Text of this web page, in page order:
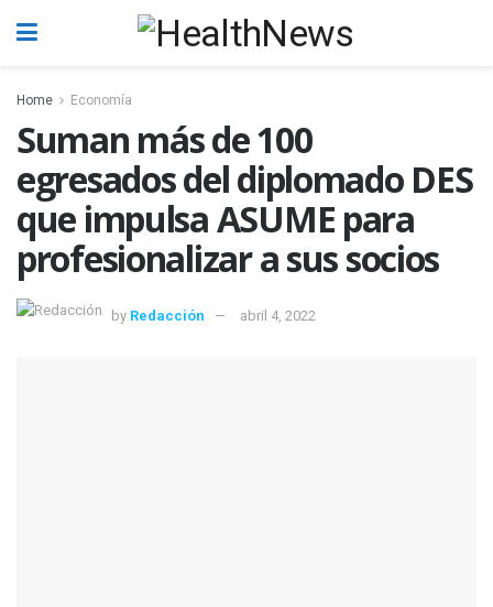
Home Economía
Suman más de 100
egresados del diplomado DES
que impulsa ASUME para
profesionalizar a sus socios
by Redacción abril 4, 2022